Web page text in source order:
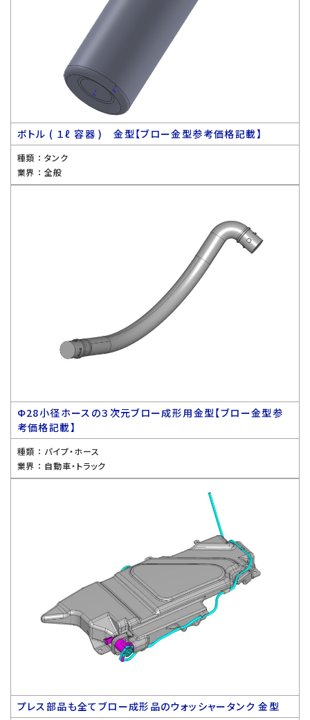
ボトル ( １ℓ 容器 ) 金型【ブロー金型参考価格記載】
種類 ： タンク
業界 ： 全般
Ф28小径ホースの３次元ブロー成形用金型【ブロー金型参
考価格記載】
種類 ： パイプ・ホース
業界 ： 自動車・トラック
プレス部品も全てブロー成形品のウォッシャータンク 金型